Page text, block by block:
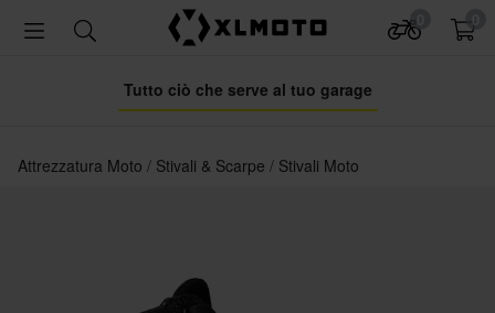
Tutto ciò che serve al tuo garage
Attrezzatura Moto Stivali & Scarpe Stivali Moto